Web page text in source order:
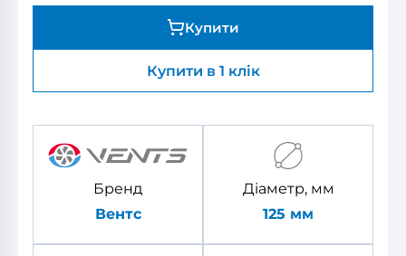
Купити
Купити в 1 клік
Бренд
Вентс
Діаметр, мм
125 мм